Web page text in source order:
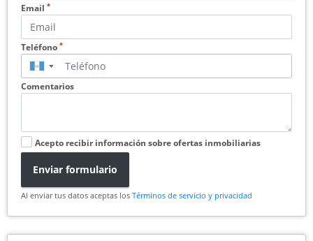
Email *
Teléfono *
▼
Comentarios
Acepto recibir información sobre ofertas inmobiliarias
Enviar formulario
Al enviar tus datos aceptas los Términos de servicio y privacidad